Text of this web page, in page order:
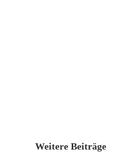
Weitere Beiträge